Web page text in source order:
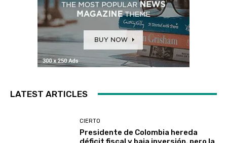
LATEST ARTICLES
CIERTO
Presidente de Colombia hereda